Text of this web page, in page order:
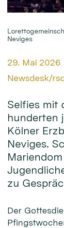
Neviges
Datum:
29. Mai 2026
Von:
Newsdesk/
Selfies mit
hunderten
Kölner
Neviges.
zu
Der